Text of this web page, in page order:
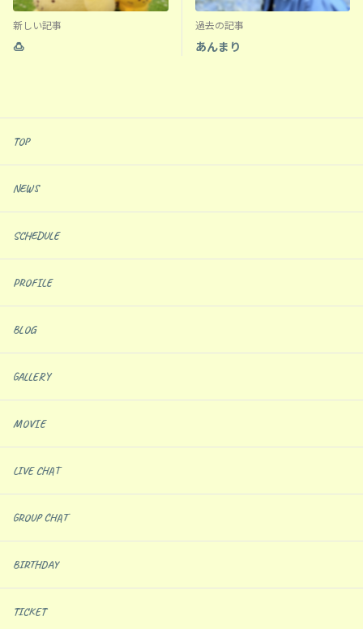
新しい記事
🍮
過去の記事
あんまり
TOP
NEWS
SCHEDULE
PROFILE
BLOG
GALLERY
MOVIE
LIVE CHAT
GROUP CHAT
BIRTHDAY
TICKET